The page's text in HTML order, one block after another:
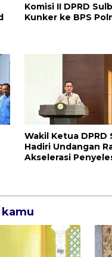
Komisi II DPRD
Kunker ke BPS
Wakil Ketua DPRD
Hadiri Undangan
Akselerasi